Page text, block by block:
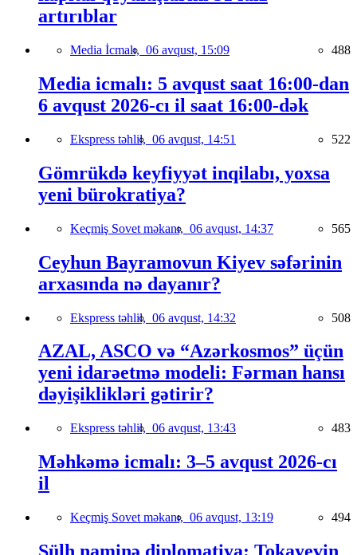
artırıblar
Media İcmalı, 06 avqust, 15:09 488
Media icmalı: 5 avqust saat 16:00-dan
6 avqust 2026-cı il saat 16:00-dək
Ekspress təhlil, 06 avqust, 14:51 522
Gömrükdə keyfiyyət inqilabı, yoxsa
yeni bürokratiya?
Keçmiş Sovet məkanı, 06 avqust, 14:37 565
Ceyhun Bayramovun Kiyev səfərinin
arxasında nə dayanır?
Ekspress təhlil, 06 avqust, 14:32 508
AZAL, ASCO və “Azərkosmos” üçün
yeni idarəetmə modeli: Fərman hansı
dəyişiklikləri gətirir?
Ekspress təhlil, 06 avqust, 13:43 483
Məhkəmə icmalı: 3–5 avqust 2026-cı
il
Keçmiş Sovet məkanı, 06 avqust, 13:19 494